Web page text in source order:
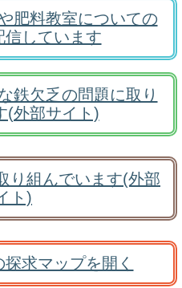
肥料教室についての
信しています
鉄欠乏の問題に取り
(外部サイト)
り組んでいます(外部
ト)
求マップを開く